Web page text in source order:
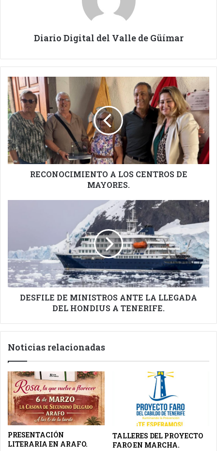
Diario Digital del Valle de Güímar
RECONOCIMIENTO
A
LOS
CENTROS
DE
MAYORES.
RECONOCIMIENTO A LOS CENTROS DE
MAYORES.
LLEGADA
DEL
HONDIUS
A
TENERIFE.
DESFILE DE MINISTROS ANTE LA LLEGADA
DEL HONDIUS A TENERIFE.
Noticias relacionadas
PRESENTACIÓN
LITERARIA EN ARAFO.
TALLERES DEL PROYECTO
FARO EN MARCHA.